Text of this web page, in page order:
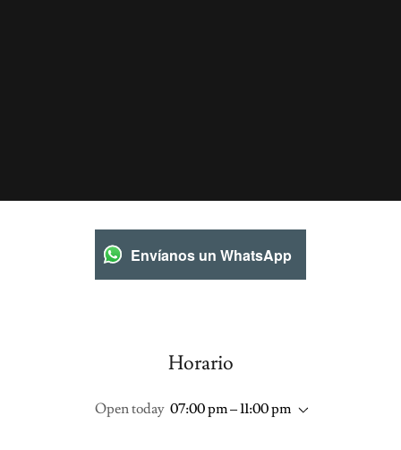
Envíanos un WhatsApp
Horario
Open today 07:00 pm – 11:00 pm